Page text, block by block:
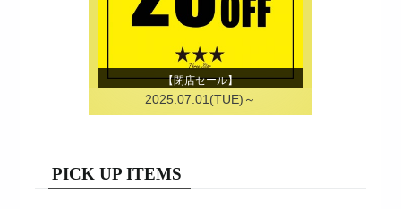
【閉店セール】
2025.07.01(TUE)～
PICK UP ITEMS